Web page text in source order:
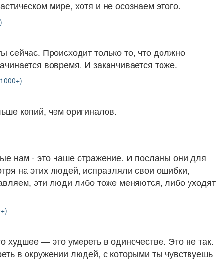
мире, хотя и не осознаем этого.
сейчас. Происходит только то, что должно
вовремя. И заканчивается тоже.
копий, чем оригиналов.
нам - это наше отражение. И посланы они для
на этих людей, исправляли свои ошибки,
эти люди либо тоже меняются, либо уходят
худшее — это умереть в одиночестве. Это не так.
в окружении людей, с которыми ты чувствуешь